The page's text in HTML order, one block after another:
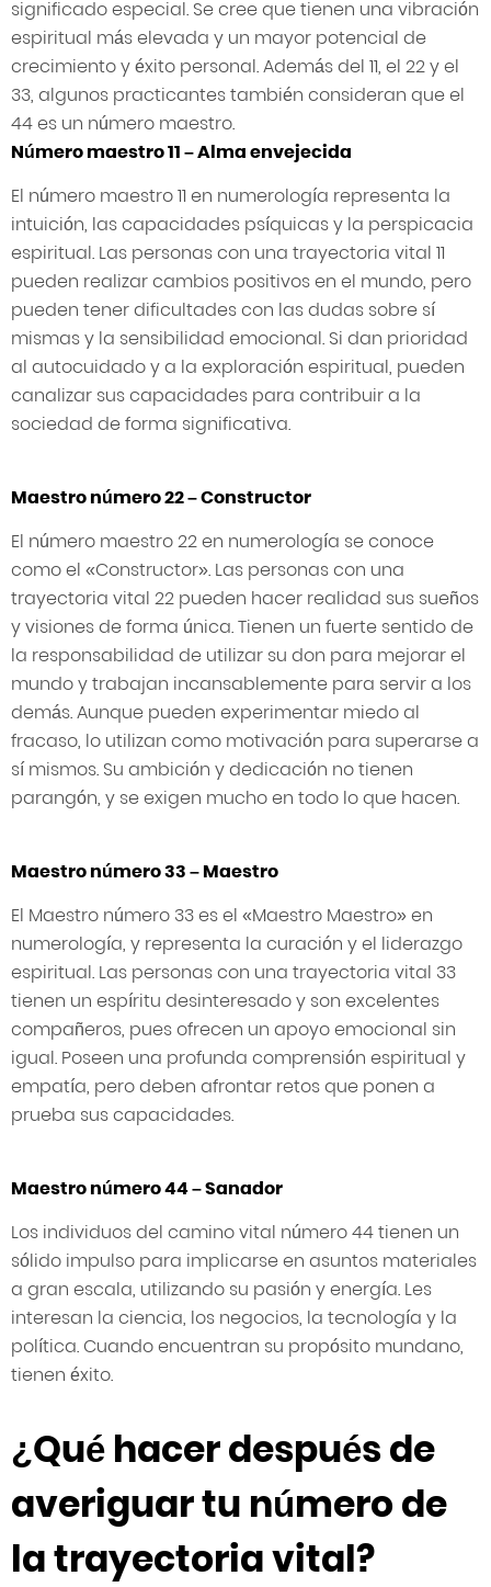
significado especial. Se cree que tienen una vibración
espiritual más elevada y un mayor potencial de
crecimiento y éxito personal. Además del 11, el 22 y el
33, algunos practicantes también consideran que el
44 es un número maestro.
Número maestro 11 – Alma envejecida
El número maestro 11 en numerología representa la
intuición, las capacidades psíquicas y la perspicacia
espiritual. Las personas con una trayectoria vital 11
pueden realizar cambios positivos en el mundo, pero
pueden tener dificultades con las dudas sobre sí
mismas y la sensibilidad emocional. Si dan prioridad
al autocuidado y a la exploración espiritual, pueden
canalizar sus capacidades para contribuir a la
sociedad de forma significativa.
Maestro número 22 – Constructor
El número maestro 22 en numerología se conoce
como el «Constructor». Las personas con una
trayectoria vital 22 pueden hacer realidad sus sueños
y visiones de forma única. Tienen un fuerte sentido de
la responsabilidad de utilizar su don para mejorar el
mundo y trabajan incansablemente para servir a los
demás. Aunque pueden experimentar miedo al
fracaso, lo utilizan como motivación para superarse a
sí mismos. Su ambición y dedicación no tienen
parangón, y se exigen mucho en todo lo que hacen.
Maestro número 33 – Maestro
El Maestro número 33 es el «Maestro Maestro» en
numerología, y representa la curación y el liderazgo
espiritual. Las personas con una trayectoria vital 33
tienen un espíritu desinteresado y son excelentes
compañeros, pues ofrecen un apoyo emocional sin
igual. Poseen una profunda comprensión espiritual y
empatía, pero deben afrontar retos que ponen a
prueba sus capacidades.
Maestro número 44 – Sanador
Los individuos del camino vital número 44 tienen un
sólido impulso para implicarse en asuntos materiales
a gran escala, utilizando su pasión y energía. Les
interesan la ciencia, los negocios, la tecnología y la
política. Cuando encuentran su propósito mundano,
tienen éxito.
¿Qué hacer después de
averiguar tu número de
la trayectoria vital?